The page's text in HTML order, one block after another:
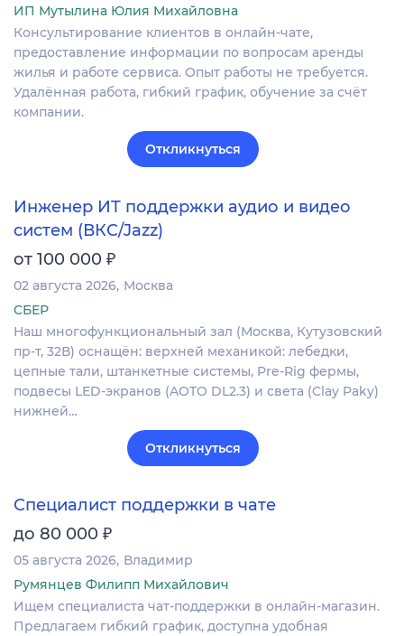
ИП Мутылина Юлия Михайловна
Консультирование клиентов в онлайн-чате,
предоставление информации по вопросам аренды
жилья и работе сервиса. Опыт работы не требуется.
Удалённая работа, гибкий график, обучение за счёт
компании.
Откликнуться
Инженер ИТ поддержки аудио и видео
систем (ВКС/Jazz)
от 100 000 ₽
02 августа 2026 Москва
СБЕР
Наш многофункциональный зал (Москва, Кутузовский
пр-т, 32В) оснащён: верхней механикой: лебедки,
цепные тали, штанкетные системы, Pre-Rig фермы,
подвесы LED-экранов (AOTO DL2.3) и света (Clay Paky)
нижней…
Откликнуться
Специалист поддержки в чате
до 80 000 ₽
05 августа 2026 Владимир
Румянцев Филипп Михайлович
Ищем специалиста чат-поддержки в онлайн-магазин.
Предлагаем гибкий график, доступна удобная